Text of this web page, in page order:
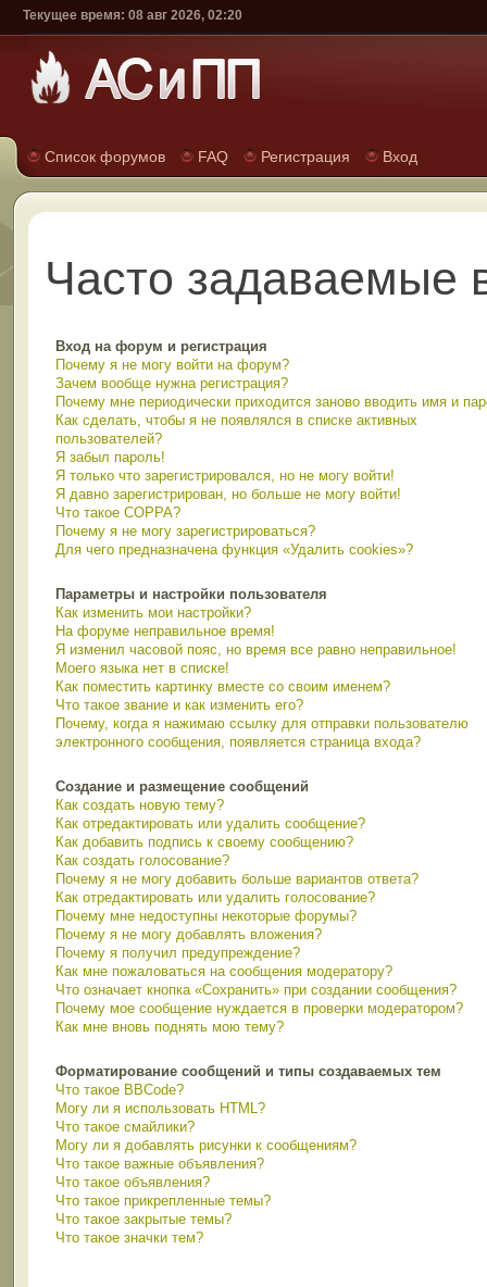
Текущее время: 08 авг 2026, 02:20
Список форумов FAQ Регистрация Вход
Часто задаваемые
Вход на форум и регистрация
Почему я не могу войти на форум?
Зачем вообще нужна регистрация?
Почему мне периодически приходится заново вводить имя и
Как сделать, чтобы я не появлялся в списке активных
пользователей?
Я забыл пароль!
Я только что зарегистрировался, но не могу войти!
Я давно зарегистрирован, но больше не могу войти!
Что такое COPPA?
Почему я не могу зарегистрироваться?
Для чего предназначена функция «Удалить cookies»?
Параметры и настройки пользователя
Как изменить мои настройки?
На форуме неправильное время!
Я изменил часовой пояс, но время все равно неправильное!
Моего языка нет в списке!
Как поместить картинку вместе со своим именем?
Что такое звание и как изменить его?
Почему, когда я нажимаю ссылку для отправки пользователю
электронного сообщения, появляется страница входа?
Создание и размещение сообщений
Как создать новую тему?
Как отредактировать или удалить сообщение?
Как добавить подпись к своему сообщению?
Как создать голосование?
Почему я не могу добавить больше вариантов ответа?
Как отредактировать или удалить голосование?
Почему мне недоступны некоторые форумы?
Почему я не могу добавлять вложения?
Почему я получил предупреждение?
Как мне пожаловаться на сообщения модератору?
Что означает кнопка «Сохранить» при создании сообщения?
Почему мое сообщение нуждается в проверки модератором?
Как мне вновь поднять мою тему?
Форматирование сообщений и типы создаваемых тем
Что такое BBCode?
Могу ли я использовать HTML?
Что такое смайлики?
Могу ли я добавлять рисунки к сообщениям?
Что такое важные объявления?
Что такое объявления?
Что такое прикрепленные темы?
Что такое закрытые темы?
Что такое значки тем?